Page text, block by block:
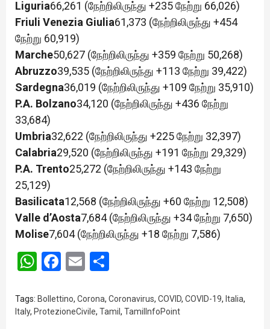
Liguria66,261 (நேற்றிலிருந்து +235 நேற்று 66,026)
Friuli Venezia Giulia61,373 (நேற்றிலிருந்து +454
நேற்று 60,919)
Marche50,627 (நேற்றிலிருந்து +359 நேற்று 50,268)
Abruzzo39,535 (நேற்றிலிருந்து +113 நேற்று 39,422)
Sardegna36,019 (நேற்றிலிருந்து +109 நேற்று 35,910)
P.A. Bolzano34,120 (நேற்றிலிருந்து +436 நேற்று
33,684)
Umbria32,622 (நேற்றிலிருந்து +225 நேற்று 32,397)
Calabria29,520 (நேற்றிலிருந்து +191 நேற்று 29,329)
P.A. Trento25,272 (நேற்றிலிருந்து +143 நேற்று
25,129)
Basilicata12,568 (நேற்றிலிருந்து +60 நேற்று 12,508)
Valle d’Aosta7,684 (நேற்றிலிருந்து +34 நேற்று 7,650)
Molise7,604 (நேற்றிலிருந்து +18 நேற்று 7,586)
WhatsApp
Facebook
Email
Tags: Bollettino, Corona, Coronavirus, COVID, COVID-19, Italia,
Italy, ProtezioneCivile, Tamil , TamilInfoPoint